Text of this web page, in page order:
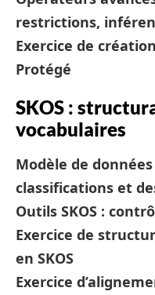
restrictions,
Exercice de
Protégé
SKOS :
vocabulaires
Modèle de
classifications et
Outils SKOS :
Exercice de
en SKOS
Exercice